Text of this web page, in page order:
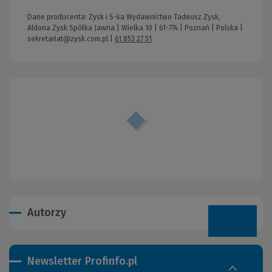
Dane producenta: Zysk i S-ka Wydawnictwo Tadeusz Zysk,
Aldona Zysk Spółka Jawna | Wielka 10 | 61-774 | Poznań | Polska |
sekretariat@zysk.com.pl
61 853 27 51
Autorzy
Newsletter Profinfo.pl